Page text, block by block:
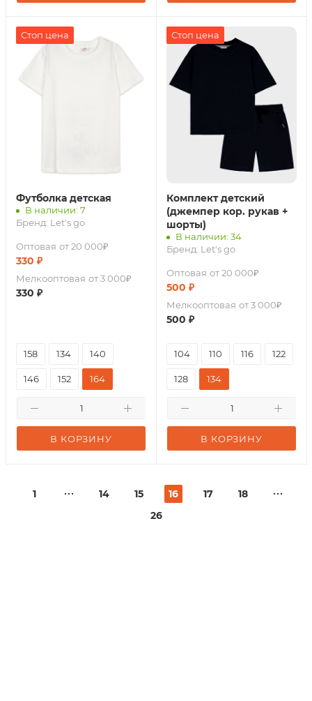
Стоп цена
Футболка детская
В наличии: 7
Бренд: Let's go
Оптовая от 20 000₽
330 ₽
Мелкооптовая от 3 000₽
330 ₽
В КОРЗИНУ
158 134 140
146 152 164
Стоп цена
Комплект детский
(джемпер кор. рукав +
шорты)
В наличии: 34
Бренд: Let's go
Оптовая от 20 000₽
500 ₽
Мелкооптовая от 3 000₽
500 ₽
В КОРЗИНУ
104 110 116 122
128 134
1 14 15 16 17
18
26